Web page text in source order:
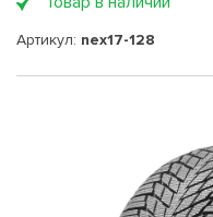
Артикул: nex17-128